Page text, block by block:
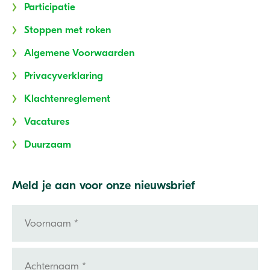
Participatie
Stoppen met roken
Algemene Voorwaarden
Privacyverklaring
Klachtenreglement
Vacatures
Duurzaam
Meld je aan voor onze nieuwsbrief